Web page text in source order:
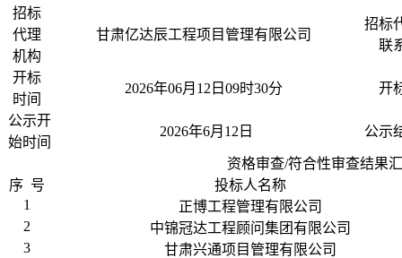
招标
代理
机构
甘肃亿达辰工程项目管理有限公司
招标
联
开标
时间
2026年06月12日09时30分 开
公示开
始时间
2026年6月12日 公示
资格审查/符合性审查结果
序 号
投标人名称
1
正博工程管理有限公司
2
中锦冠达工程顾问集团有限公司
3
甘肃兴通项目管理有限公司